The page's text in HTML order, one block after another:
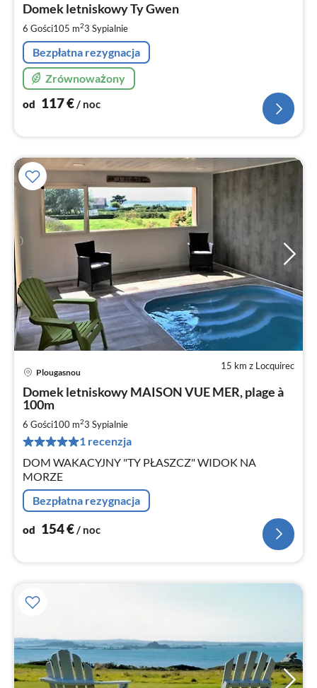
Domek letniskowy Ty Gwen
6 Gości105 m23 Sypialnie
Bezpłatna rezygnacja
Zrównoważony
od 117€/ noc
15 km z Locquirec
Plougasnou
Domek letniskowy MAISON VUE MER, plage à
100m
6 Gości100 m23 Sypialnie
1 recenzja
DOM WAKACYJNY "TY PŁASZCZ" WIDOK NA
MORZE
Bezpłatna rezygnacja
od 154€ / noc